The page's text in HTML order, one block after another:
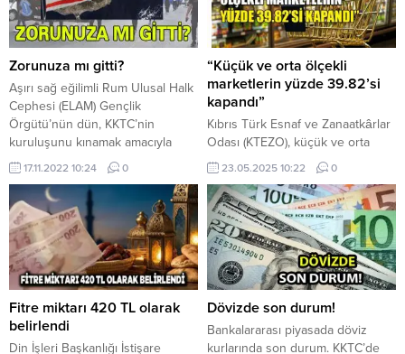
Zorunuza mı gitti?
Aşırı sağ eğilimli Rum Ulusal Halk
Cephesi (ELAM) Gençlik
Örgütü’nün dün, KKTC’nin
kuruluşunu kınamak amacıyla
eylem yaptığı ve gençlerin,
eylemde KKTC bayrağını ateşe
verdikleri bildirildi. web
sayfasında yer alan fotoğraflar ile
açıklamada, ELAM mensubu
gençlerin, ellerinde pankartlarla
Güney Lefkoşa sokaklarında
yürüyüş yaptıkları ve “Bu toprak
Yunandır ve hiçbir federal
çözüme...
17.11.2022 10:24 0
“Küçük ve orta ölçekli
marketlerin yüzde 39.82’si
kapandı”
Kıbrıs Türk Esnaf ve Zanaatkârlar
Odası (KTEZO), küçük ve orta
ölçekli marketlerin yüzde
39.82’sinin kapandığını kaydetti.
KTEZO tarafından yapılan
açıklamada, odaya kayıtlı temel
tüketim maddeleri satışı yapan
marketler ve içecek ağırlıklı satış
yapan (off-licence) iş yerleriyle
ilgili çalışmada, “dramatik ötesi
trajik bir durumla” karşılaşıldığı
belirtildi. Açıklamada, Lefkoşa ilçe
sınırları içinde...
23.05.2025 10:22 0
Fitre miktarı 420 TL olarak
belirlendi
Din İşleri Başkanlığı İstişare
Dövizde son durum!
Bankalararası piyasada döviz
kurlarında son durum. KKTC’de